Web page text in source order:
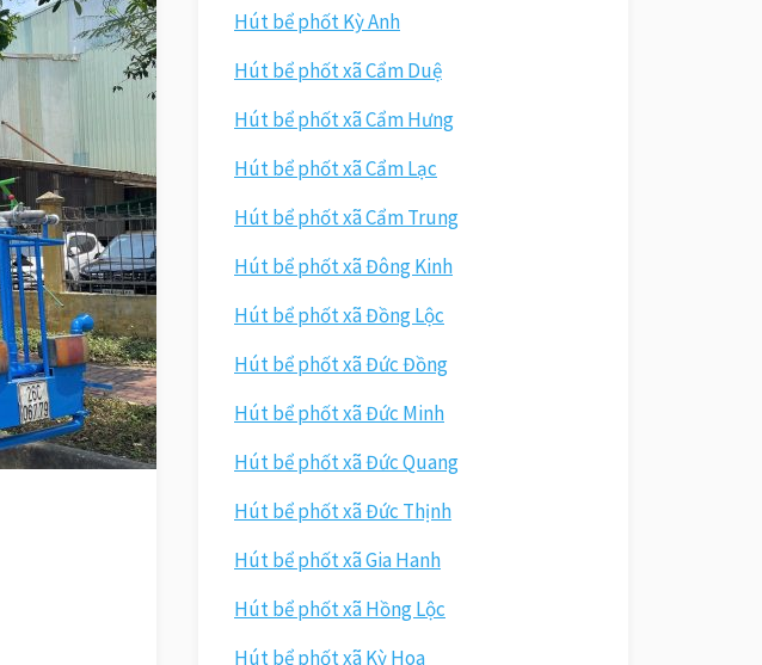
Hút bể phốt Kỳ Anh
Hút bể phốt xã Cẩm Duệ
Hút bể phốt xã Cẩm Hưng
Hút bể phốt xã Cẩm Lạc
Hút bể phốt xã Cẩm Trung
Hút bể phốt xã Đông Kinh
Hút bể phốt xã Đồng Lộc
Hút bể phốt xã Đức Đồng
Hút bể phốt xã Đức Minh
Hút bể phốt xã Đức Quang
Hút bể phốt xã Đức Thịnh
Hút bể phốt xã Gia Hanh
Hút bể phốt xã Hồng Lộc
Hút bể phốt xã Kỳ Hoa